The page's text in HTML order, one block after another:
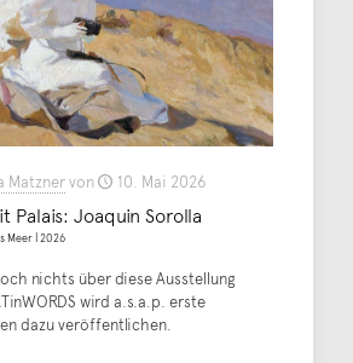
Matznervon 10. Mai 2026
Palais: Joaquin Sorolla
Meer | 2026
nichts über diese Ausstellung
wird a.s.a.p. erste
dazu veröffentlichen.